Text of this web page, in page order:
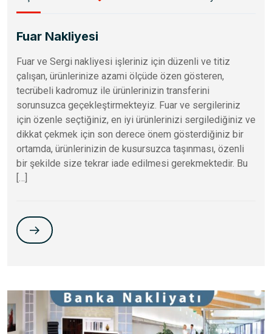
Fuar Nakliyesi
Fuar ve Sergi nakliyesi işleriniz için düzenli ve titiz
çalışan, ürünlerinize azami ölçüde özen gösteren,
tecrübeli kadromuz ile ürünlerinizin transferini
sorunsuzca geçekleştirmekteyiz. Fuar ve sergileriniz
için özenle seçtiğiniz, en iyi ürünlerinizi sergilediğiniz ve
dikkat çekmek için son derece önem gösterdiğiniz bir
ortamda, ürünlerinizin de kusursuzca taşınması, özenli
bir şekilde size tekrar iade edilmesi gerekmektedir. Bu
[…]